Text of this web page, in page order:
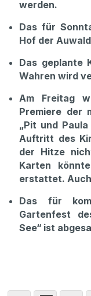
werden.
Das für
Hof der
Das geplante
Wahren wird
Am Freitag
Premiere der
„Pit und
Auftritt des
der Hitze
Karten
erstattet.
Das für
Gartenfest
See“ ist